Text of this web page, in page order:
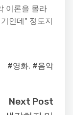
이론을 몰라
인데" 정도지
#영화, #음악
Next Post